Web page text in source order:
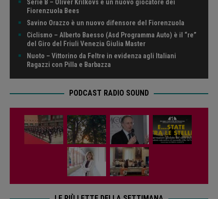
Serie B – Oliver Krilkovs è un nuovo giocatore dei
Fiorenzuola Bees
Savino Orazzo è un nuovo difensore del Fiorenzuola
Ciclismo – Alberto Baesso (Asd Programma Auto) è il “re”
del Giro del Friuli Venezia Giulia Master
Nuoto – Vittorino da Feltre in evidenza agli Italiani
Ragazzi con Pilla e Barbazza
PODCAST RADIO SOUND